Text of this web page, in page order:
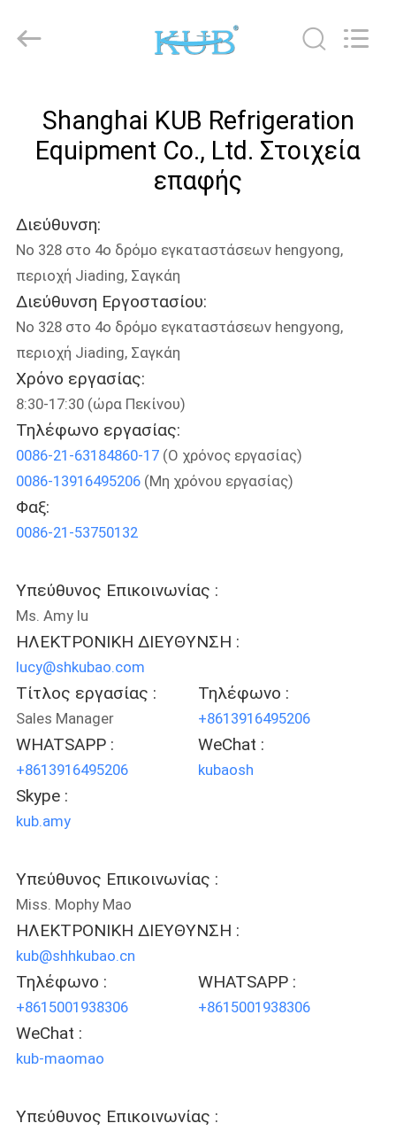
ΠΡΟΪΌΝΤΑ
VR
ΠΕΡΊΠΟΥ
ΕΜΕΊΣ
ΓΎΡΟΣ
ΕΡΓΟΣΤΑΣΊΩΝ
ΠΟΙΟΤΙΚΌΣ
ΈΛΕΓΧΟΣ
ΕΛΆΤΕ
ΣΕ
ΕΠΑΦΉ
ΜΕ
ΕΙΔΉΣΕΙΣ
ΠΕΡΙΠΤΏΣΕΙΣ
ΈΝΑ
ΑΠΌΣΠΑΣΜΑ
SITEMAP
ΠΟΛΙΤΙΚΉ
ΑΠΟΡΡΉΤΟΥ
Shanghai KUB Refrigeration
Equipment Co., Ltd. Στοιχεία
επαφής
Διεύθυνση:
Νο 328 στο 4ο δρόμο εγκαταστάσεων hengyong,
περιοχή Jiading, Σαγκάη
Διεύθυνση Εργοστασίου:
Νο 328 στο 4ο δρόμο εγκαταστάσεων hengyong,
περιοχή Jiading, Σαγκάη
Χρόνο εργασίας:
8:30-17:30 (ώρα Πεκίνου)
Τηλέφωνο εργασίας:
0086-21-63184860-17(Ο χρόνος εργασίας)
0086-13916495206(Μη χρόνου εργασίας)
Φαξ:
0086-21-53750132
Υπεύθυνος Επικοινωνίας :
Ms. Amy lu
ΗΛΕΚΤΡΟΝΙΚΗ ΔΙΕΥΘΥΝΣΗ :
lucy@shkubao.com
Τίτλος εργασίας :
Sales Manager
Τηλέφωνο :
+8613916495206
WHATSAPP :
+8613916495206
WeChat :
kubaosh
Skype :
kub.amy
Υπεύθυνος Επικοινωνίας :
Miss. Mophy Mao
ΗΛΕΚΤΡΟΝΙΚΗ ΔΙΕΥΘΥΝΣΗ :
kub@shhkubao.cn
Τηλέφωνο :
+8615001938306
WHATSAPP :
+8615001938306
WeChat :
kub-maomao
Υπεύθυνος Επικοινωνίας :